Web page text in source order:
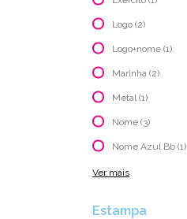
Logo (2)
Logo+nome (1)
Marinha (2)
Metal (1)
Nome (3)
Nome Azul Bb (1)
Ver mais
Estampa